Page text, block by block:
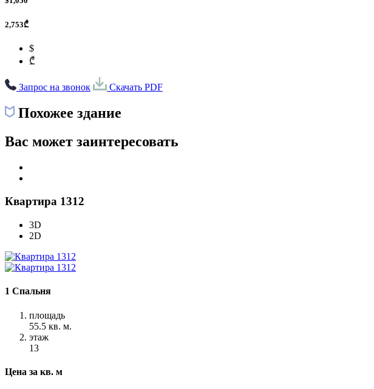
2,753₾
$
₾
Запрос на звонок Скачать PDF
Похожее здание
Вас может заинтересовать
Квартира 1312
3D
2D
1 Спальня
площадь
55.5 кв. м.
этаж
13
Цена за кв. м